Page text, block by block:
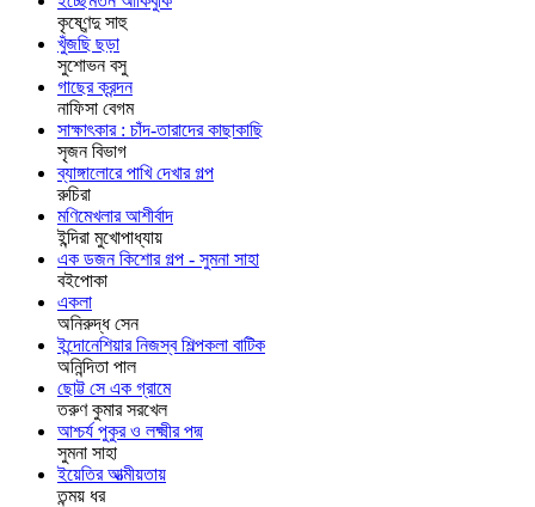
কৃষ্ণেন্দু সাহু
খুঁজছি ছড়া
সুশোভন বসু
গাছের ক্রন্দন
নাফিসা বেগম
সাক্ষাৎকার : চাঁদ-তারাদের কাছাকাছি
সৃজন বিভাগ
ব্যাঙ্গালোরে পাখি দেখার গল্প
রুচিরা
মণিমেখলার আশীর্বাদ
ইন্দিরা মুখোপাধ্যায়
এক ডজন কিশোর গল্প - সুমনা সাহা
বইপোকা
একলা
অনিরুদ্ধ সেন
ইন্দোনেশিয়ার নিজস্ব শিল্পকলা বাটিক
অনিন্দিতা পাল
ছোট্ট সে এক গ্রামে
তরুণ কুমার সরখেল
আশ্চর্য পুকুর ও লক্ষ্মীর পদ্ম
সুমনা সাহা
ইয়েতির আত্মীয়তায়
তন্ময় ধর